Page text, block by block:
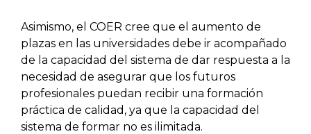
Asimismo, el COER cree que el aumento de
plazas en las universidades debe ir acompañado
de la capacidad del sistema de dar respuesta a la
necesidad de asegurar que los futuros
profesionales puedan recibir una formación
práctica de calidad, ya que la capacidad del
sistema de formar no es ilimitada.